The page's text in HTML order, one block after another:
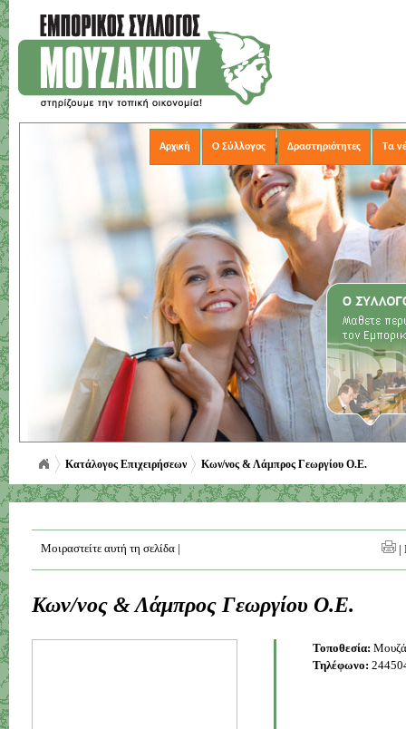
Αρχική Ο Σύλλογος Δραστηριότητες Τα
Κατάλογος Επιχειρήσεων Κων/νος & Λάμπρος Γεωργίου Ο.Ε.
Μοιραστείτε αυτή τη σελίδα | |
Κων/νος & Λάμπρος Γεωργίου Ο.Ε.
Τοποθεσία:
Τηλέφωνο: